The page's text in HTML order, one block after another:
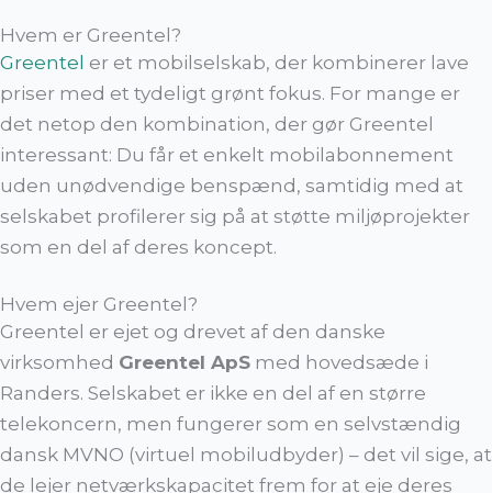
Hvem er Greentel?
Greentel er et mobilselskab, der kombinerer lave
priser med et tydeligt grønt fokus. For mange er
det netop den kombination, der gør Greentel
interessant: Du får et enkelt mobilabonnement
uden unødvendige benspænd, samtidig med at
selskabet profilerer sig på at støtte miljøprojekter
som en del af deres koncept.
Hvem ejer Greentel?
Greentel er ejet og drevet af den danske
virksomhed Greentel ApS med hovedsæde i
Randers. Selskabet er ikke en del af en større
telekoncern, men fungerer som en selvstændig
dansk MVNO (virtuel mobiludbyder) – det vil sige, at
de lejer netværkskapacitet frem for at eje deres